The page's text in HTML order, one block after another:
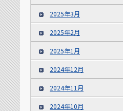
2025年3月
2025年2月
2025年1月
2024年12月
2024年11月
2024年10月